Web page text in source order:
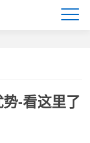
-看这里了